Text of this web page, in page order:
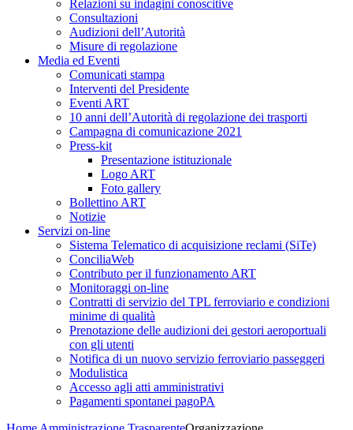
Relazioni su indagini conoscitive
Consultazioni
Audizioni dell’Autorità
Misure di regolazione
Media ed Eventi
Comunicati stampa
Interventi del Presidente
Eventi ART
10 anni dell’Autorità di regolazione dei trasporti
Campagna di comunicazione 2021
Press-kit
Presentazione istituzionale
Logo ART
Foto gallery
Bollettino ART
Notizie
Servizi on-line
Sistema Telematico di acquisizione reclami (SiTe)
ConciliaWeb
Contributo per il funzionamento ART
Monitoraggi on-line
Contratti di servizio del TPL ferroviario e condizioni
minime di qualità
Prenotazione delle audizioni dei gestori aeroportuali
con gli utenti
Notifica di un nuovo servizio ferroviario passeggeri
Modulistica
Accesso agli atti amministrativi
Pagamenti spontanei pagoPA